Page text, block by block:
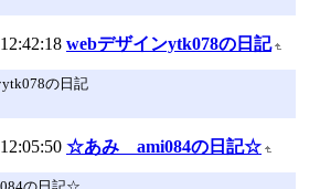
webデザインytk078の日記
の日記
☆あみ ami084の日記☆